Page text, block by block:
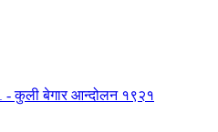
- कुली बेगार आन्दोलन १९२१